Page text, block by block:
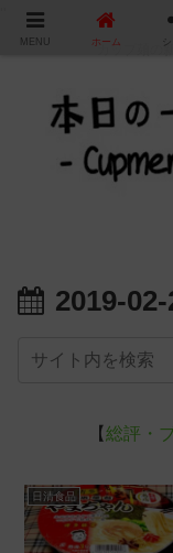
カップ麺の
2019-
【総評・
日清食品
MENU ホーム